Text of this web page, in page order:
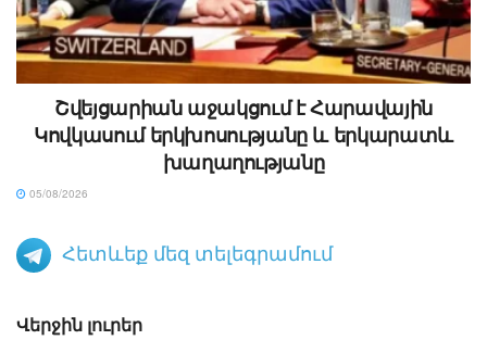
Շվեյցարիան աջակցում է Հարավային
Կովկասում երկխոսությանը և երկարատև
խաղաղությանը
05/08/2026
Հետևեք մեզ տելեգրամում
Վերջին լուրեր